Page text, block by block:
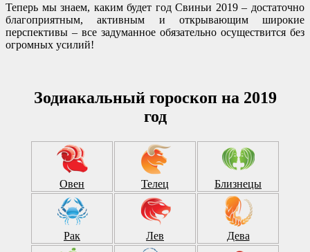
Теперь мы знаем, каким будет год Свиньи 2019 – достаточно
благоприятным, активным и открывающим широкие
перспективы – все задуманное обязательно осуществится без
огромных усилий!
Зодиакальный гороскоп на 2019
год
Овен Телец Близнецы
Рак Лев Дева